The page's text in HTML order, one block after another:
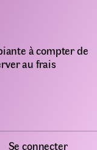
à compter de
au frais
Se connecter